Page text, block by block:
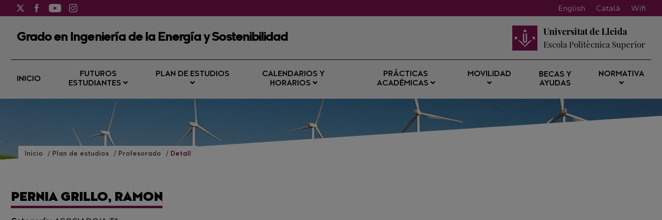
English Català Wifi
Grado en Ingeniería de la Energía y Sostenibilidad
Universitat de Lleida
Escola Politècnica Superior
INICIO
FUTUROS
ESTUDIANTES
PLAN DE ESTUDIOS
CALENDARIOS Y
HORARIOS
PRÁCTICAS
ACADÉMICAS
MOVILIDAD
BECAS Y
AYUDAS
NORMATIVA
Inicio Plan de estudios Profesorado Detall
PERNIA GRILLO, RAMON